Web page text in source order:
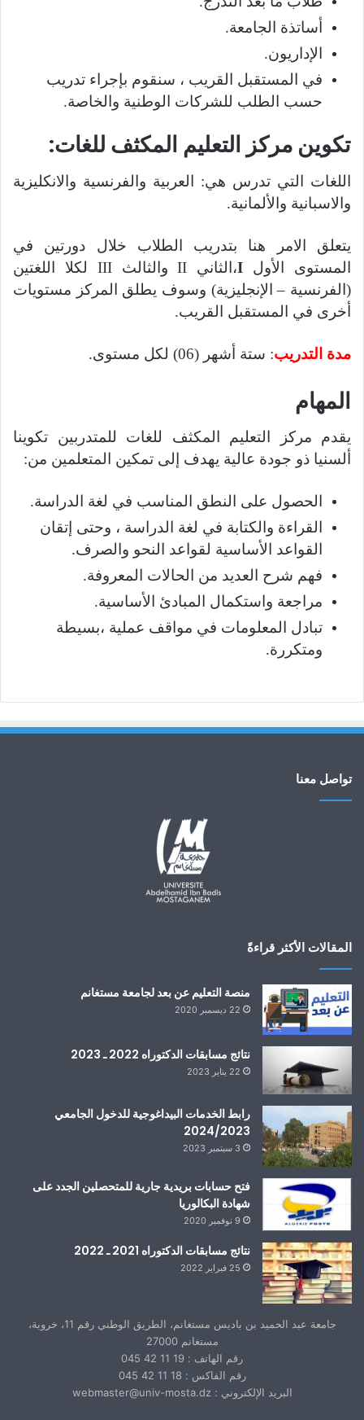
أساتذة الجامعة.
الإداريون.
في المستقبل القريب ، سنقوم بإجراء تدريب
حسب الطلب للشركات الوطنية والخاصة.
تكوين مركز التعليم المكثف للغات:
اللغات التي تدرس هي:
العربية والفرنسية والانكليزية
والاسبانية والألمانية.
يتعلق الامر هنا بتدريب الطلاب خلال دورتين في
المستوى الأول
I،الثاني II والثالثIII
لكلا اللغتين
(الفرنسية – الإنجليزية) وسوف يطلق المركز مستويات
أخرى في المستقبل القريب.
مدة التدريب: ستة أشهر (06) لكل مستوى.
المهام
يقدم مركز التعليم المكثف للغات للمتدربين تكوينا
ألسنيا ذو جودة عالية يهدف إلى تمكين المتعلمين من:
الحصول على النطق المناسب في لغة الدراسة.
القراءة والكتابة في لغة الدراسة ، وحتى إتقان
القواعد الأساسية لقواعد النحو والصرف.
فهم شرح العديد من الحالات المعروفة.
مراجعة واستكمال المبادئ الأساسية.
تبادل المعلومات في مواقف عملية ،بسيطة
ومتكررة.
تواصل معنا
المقالات الأكثر قراءةً
منصة التعليم عن بعد لجامعة مستغانم
22 ديسمبر 2020
نتائج مسابقات الدكتوراه 2022 ـ 2023
22 يناير 2023
رابط الخدمات البيداغوجية للدخول الجامعي
2024/2023
3 سبتمبر 2023
فتح حسابات بريدية جارية للمتحصلين الجدد على
شهادة البكالوريا
9 نوفمبر 2020
نتائج مسابقات الدكتوراه 2021 ـ 2022
25 فبراير 2022
جامعة عبد الحميد بن باديس مستغانم، الطريق الوطني رقم 11، خروبة،
مستغانم 27000
رقم الهاتف : 19 11 42 045
رقم الفاكس : 18 11 42 045
البريد الإلكتروني : webmaster@univ-mosta.dz